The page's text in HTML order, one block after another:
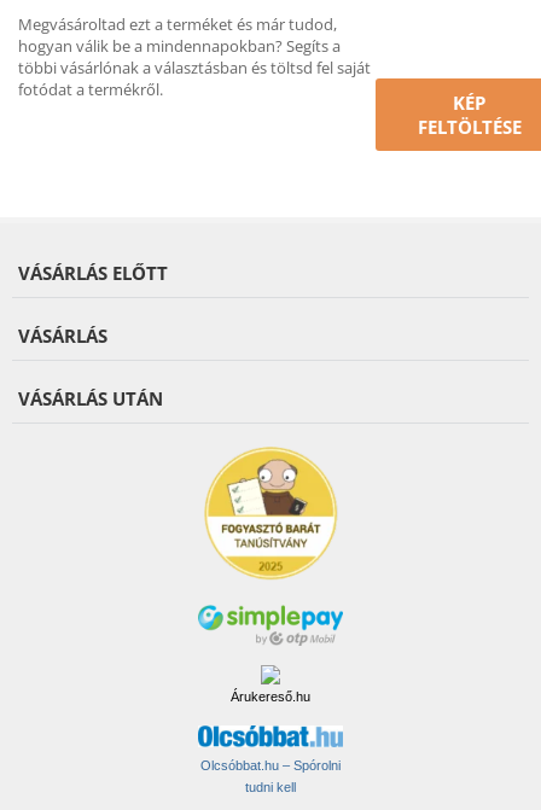
Megvásároltad ezt a terméket és már tudod,
hogyan válik be a mindennapokban? Segíts a
többi vásárlónak a választásban és töltsd fel saját
fotódat a termékről.
KÉP
FELTÖLTÉSE
VÁSÁRLÁS ELŐTT
VÁSÁRLÁS
VÁSÁRLÁS UTÁN
Árukereső.hu
Olcsóbbat.hu – Spórolni
tudni kell